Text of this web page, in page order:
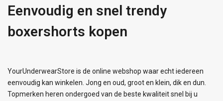
Eenvoudig en snel trendy
boxershorts kopen
YourUnderwearStore is de online webshop waar echt iedereen
eenvoudig kan winkelen. Jong en oud, groot en klein, dik en dun.
Topmerken heren ondergoed van de beste kwaliteit snel bij u